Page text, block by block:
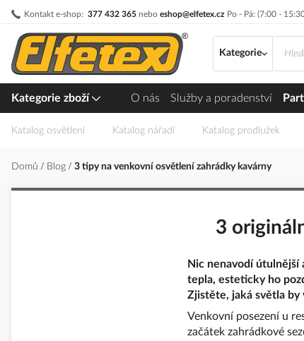
Kontakt e-shop: 377 432 365 nebo eshop@elfetex.cz Po - Pá: (7:00 -
Přejít
obsah
Kategorie
Kategorie zboží O nás Služby a poradenství
Katalog osvětlení Katalog nářadí Katalog prodlužek
Domů Blog 3 tipy na venkovní osvětlení zahrádky kavárny
3
Nic nenavodí útulnější
tepla, esteticky ho
Zjistěte, jaká světla by
Venkovní posezení u
začátek zahrádkové